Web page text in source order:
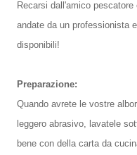
Recarsi dall'amico
andate da un professionista
disponibili!
Preparazione:
Quando avrete le vostre
leggero abrasivo, lavatele
bene con della carta da